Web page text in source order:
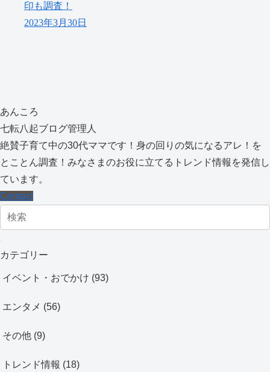
印も調査！
2023年3月30日
あんころ
七転八起ブログ管理人
絶賛子育て中の30代ママです！身の回りの気になるアレ！を
とことん調査！みなさまのお役に立てるトレンド情報を発信し
ています。
Contact
カテゴリー
イベント・おでかけ (93)
エンタメ (56)
その他 (9)
トレンド情報 (18)